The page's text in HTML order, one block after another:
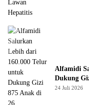
Alfamidi
Dukung
24 Juli 2026